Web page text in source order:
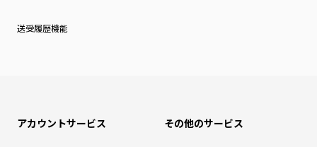
送受履歴機能
アカウントサービス その他のサービス